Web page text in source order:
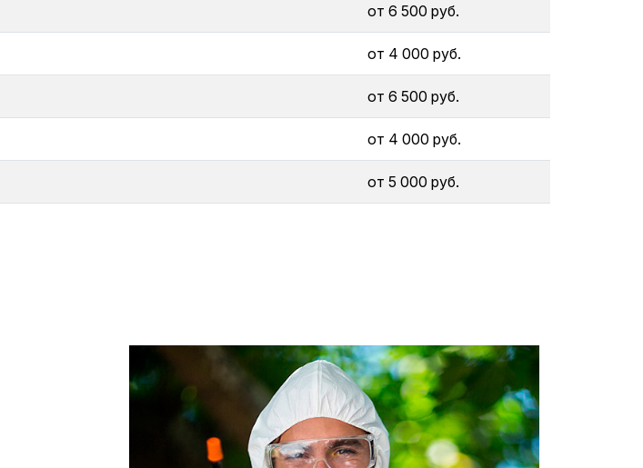
от 6 500 руб.
от 4 000 руб.
от 6 500 руб.
от 4 000 руб.
от 5 000 руб.